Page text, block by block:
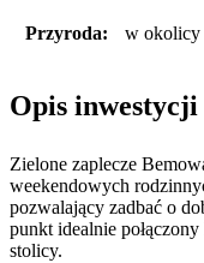
Przyroda: w okolicy
Opis inwestycji
Zielone zaplecze
weekendowych
pozwalający zadbać o
punkt idealnie
stolicy.